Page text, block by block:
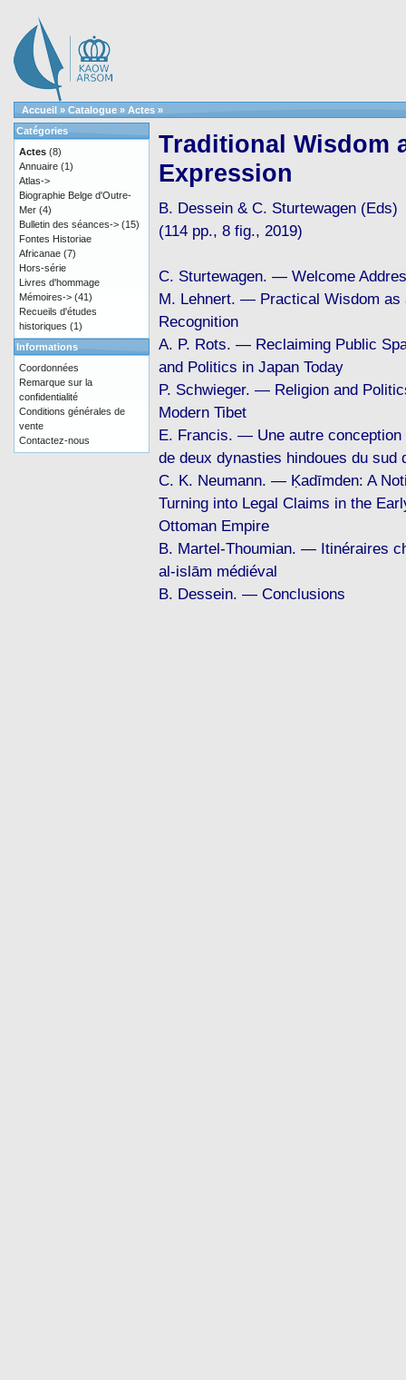
Accueil » Catalogue » Actes »
Traditional Wisdom
Expression
B. Dessein & C. Sturtewagen (Eds)
(114 pp., 8 fig., 2019)
C. Sturtewagen. — Welcome
M. Lehnert. — Practical Wisdom as
Recognition
A. P. Rots. — Reclaiming Public
and Politics in Japan Today
P. Schwieger. — Religion and
Modern Tibet
E. Francis. — Une autre conception
de deux dynasties hindoues du sud
C. K. Neumann. — Ḳadīmden: A
Turning into Legal Claims in the
Ottoman Empire
B. Martel-Thoumian. — Itinéraires
al-islām médiéval
B. Dessein. — Conclusions
Catégories
Actes (8)
Annuaire (1)
Atlas->
Biographie Belge d'Outre-
Mer (4)
Bulletin des séances-> (15)
Fontes Historiae
Africanae (7)
Hors-série
Livres d'hommage
Mémoires-> (41)
Recueils d'études
historiques (1)
Informations
Coordonnées
Remarque sur la
confidentialité
Conditions générales de
vente
Contactez-nous